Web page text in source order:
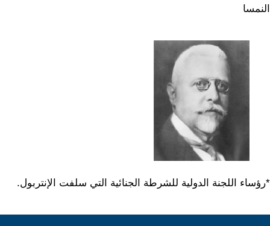
النمسا
*رؤساء اللجنة الدولية للشرطة الجنائية التي سلفت الإنتربول.